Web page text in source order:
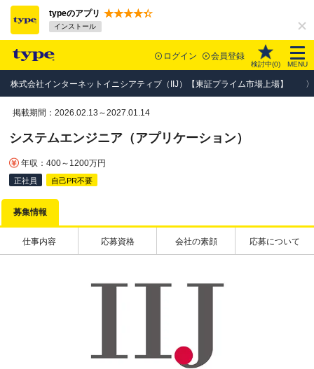
typeのアプリ
インストール
ログイン 会員登録
検討中(0) MENU
株式会社インターネットイニシアティブ（IIJ）【東証プライム市場上場】
掲載期間：2026.02.13～2027.01.14
システムエンジニア（アプリケーション）
年収：400～1200万円
正社員 自己PR不要
募集情報
仕事内容 応募資格 会社の素顔 応募について